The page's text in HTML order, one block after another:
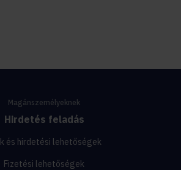
Magánszemélyeknek
Hirdetés feladás
és hirdetési lehetőségek
Fizetési lehetőségek